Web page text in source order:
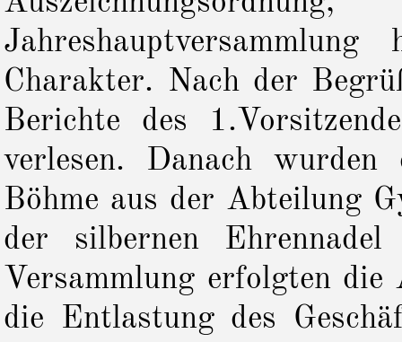
Charakter. Nach der
Berichte des
verlesen. Danach
Böhme aus der Abteilung
der silbernen
Versammlung erfolgten
die Entlastung des